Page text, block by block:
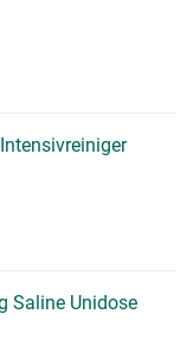
Saline Unidose